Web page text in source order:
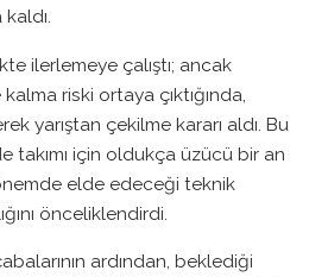
ilerlemeye çalıştı; ancak
riski ortaya çıktığında,
yarıştan çekilme kararı aldı. Bu
takımı için oldukça üzücü bir an
elde edeceği teknik
önceliklendirdi.
ardından, beklediği